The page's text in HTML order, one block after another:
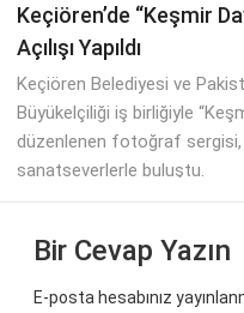
Keçiören’de “Keşmir
Açılışı Yapıldı
Keçiören Belediyesi ve
Büyükelçiliği iş birliğiyle
düzenlenen fotoğraf sergisi,
sanatseverlerle buluştu.
Bir Cevap Yazın
E-posta hesabınız